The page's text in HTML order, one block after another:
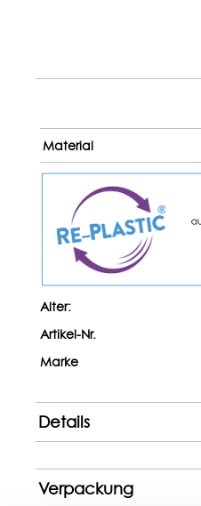
Material
Alter:
Artikel-Nr.
Marke
Details
Verpackung